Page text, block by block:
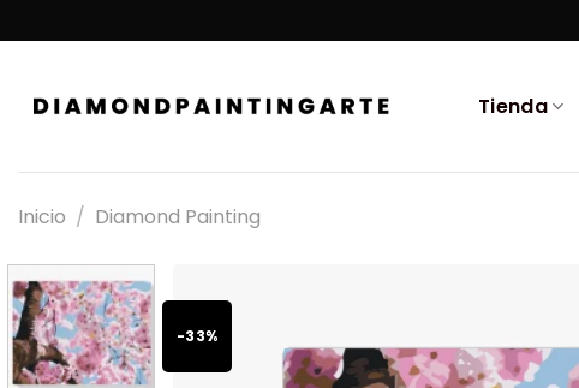
Tienda
Inicio / Diamond Painting
-33%